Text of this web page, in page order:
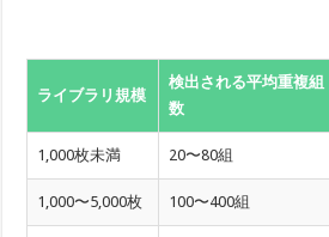
ライブラリ規模
検出される平均重複組
数
1,000枚未満 20〜80組
1,000〜5,000枚 100〜400組